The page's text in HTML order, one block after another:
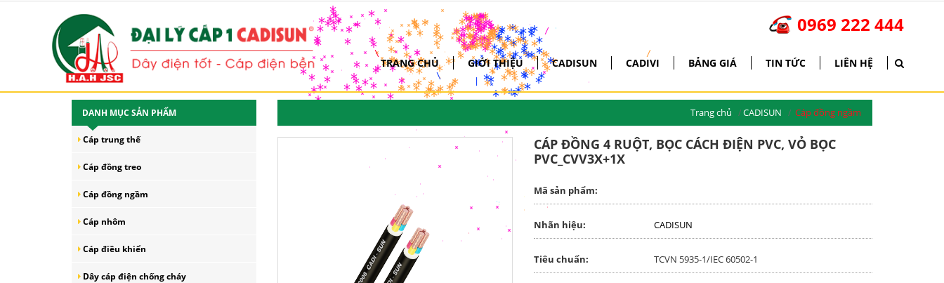
0969 222 444
TRANG CHỦ GIỚI THIỆU CADISUN CADIVI BẢNG GIÁ TIN TỨC LIÊN HỆ
DANH MỤC SẢN PHẨM
Cáp trung thế
Cáp đồng treo
Cáp đồng ngầm
Cáp nhôm
Cáp điều khiển
Dây cáp điện chống cháy
Trang chủ CADISUN Cáp đồng ngầm
CÁP ĐỒNG 4 RUỘT, BỌC CÁCH ĐIỆN PVC, VỎ BỌC
PVC_CVV3X+1X
Mã sản phẩm:
Nhãn hiệu: CADISUN
Tiêu chuẩn: TCVN 5935-1/IEC 60502-1
/
*
*
*
*
*
*
*
*
*
*
*
*
*
*
*
*
*
*
*
*
*
*
*
*
*
*
*
*
*
*
*
*
*
*
*
*
*
*
*
*
*
*
*
*
*
*
*
*
*
*
*
*
*
*
*
*
*
*
*
*
*
*
*
*
*
*
*
*
*
*
*
*
*
*
*
*
*
*
*
*
*
*
*
*
*
*
*
*
*
*
/
*
*
*
*
***
*
**
**
*
*
* *
*
*
*
***
*
*
*
*
*
*
*
*
**
***
*
*
*
*
***
*
*
* *
*
*
*
*
*
*
*
*
*
*
*
*
*
* *
*
*
**
*
*
*
*
*
*
*
*
*
*
*
*
**
*
*
*
*
***
* *
*
*
\
*
**
* **
*
**
*
*
*
*
**
*
*
*
*
*
*
*
*
*
*
*
*
*
*
*
*
*
*
*
***
*
*
*
**
*
*
* *
*
*
*
/
*
*
*
*
*
*
*
* *
*
*
*
*
*
*
*
* *
*
*
*
*
*
* *
*
* *
*
* *
* *
*
***
*
*
*
*
*
**
*
*
**
*
*
*
*
*
*
*
*
*
*
*
*
**
*
*
*
*
**
*
*
*
*
* *
**
* *
*
*
*
*
*
*
*
*
*
*
* /
*
*
*
*
*
*
*
*
*
*
*
*
*
*
*
*
*
*
**
*
*
*
* *
*
*
*
*
**
*
* *
*
*
*
*
*
* *
* *
*
*
*
*
* *
*
*
*
*
**
*
*
*
*
*
*
*
*
*
*
*
*
*
*
*
*
*
* *
*
*
*
*
*
*
*
*
*
*
*
*
*
*
*
*
\
*
*
*
*
* *
*
*
*
*
*
*
*
*
*
*
*
*
*
*
*
*
*
* **
*
*
*
*
*
*
*
*
*
*
*
*
*
*
*
**
*
*
*
* *
*
*
*
*
*
*
*
*
*
*
*
* *
*
*
*
*
*
*
*
*
*
*
*
*
*
*
*
*
*
*
*
*
*
*
*
*
*
*
*
*
*
*
*
*
*
*
*